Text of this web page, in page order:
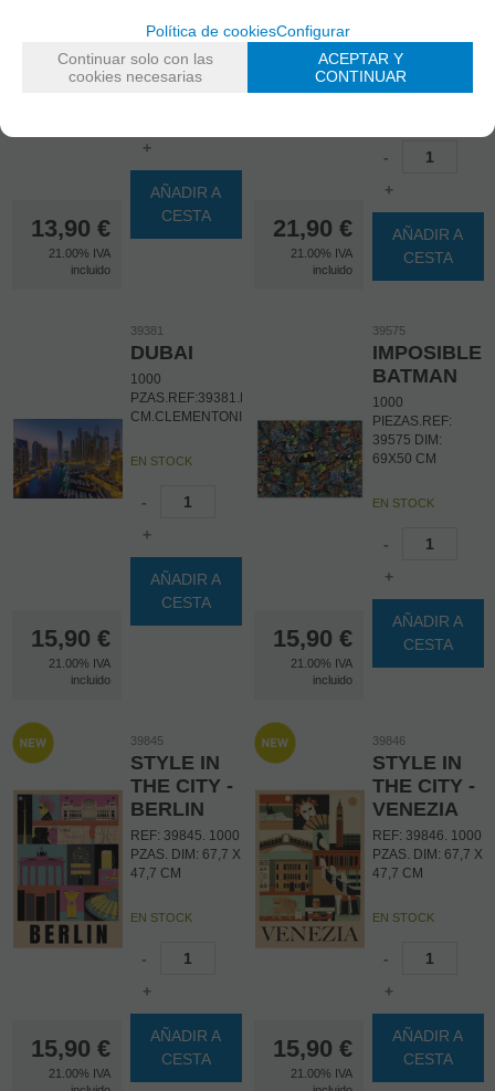
13,90 €
21.00% IVA
incluido
PIEZAS:1.000
EN STOCK
+
AÑADIR A
CESTA
21,90 €
21.00% IVA
incluido
CM
EUROGRAPHICS
-
+
AÑADIR A
CESTA
15,90 €
21.00% IVA
incluido
39381
DUBAI
1000
PZAS.REF:39381.DIM:69X50
CM.CLEMENTONI
EN STOCK
-
+
AÑADIR A
CESTA
15,90 €
21.00% IVA
incluido
39575
IMPOSIBLE
BATMAN
1000
PIEZAS.REF:
39575 DIM:
69X50 CM
EN STOCK
-
+
AÑADIR A
CESTA
15,90 €
21.00% IVA
39845
STYLE IN
THE CITY -
BERLIN
REF: 39845. 1000
PZAS. DIM: 67,7 X
47,7 CM
EN STOCK
-
+
AÑADIR A
CESTA
15,90 €
21.00% IVA
39846
STYLE IN
THE CITY -
VENEZIA
REF: 39846. 1000
PZAS. DIM: 67,7 X
47,7 CM
EN STOCK
-
+
AÑADIR A
CESTA
Política de cookiesConfigurar
Continuar solo con las
cookies necesarias
ACEPTAR Y
CONTINUAR